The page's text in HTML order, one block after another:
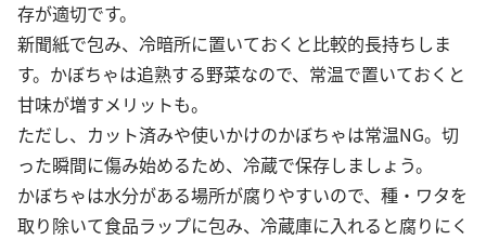
存が適切です。
新聞紙で包み、冷暗所に置いておくと比較的長持ちしま
す。かぼちゃは追熟する野菜なので、常温で置いておくと
甘味が増すメリットも。
ただし、カット済みや使いかけのかぼちゃは常温NG。切
った瞬間に傷み始めるため、冷蔵で保存しましょう。
かぼちゃは水分がある場所が腐りやすいので、種・ワタを
取り除いて食品ラップに包み、冷蔵庫に入れると腐りにく